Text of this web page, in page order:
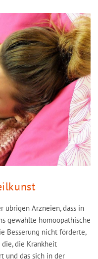
übrigen Arzneien, dass in
gewählte homöopathische
Besserung nicht förderte,
die, die Krankheit
und das sich in der